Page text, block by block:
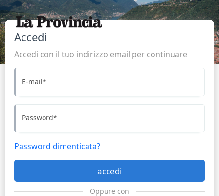
Accedi
Accedi con il tuo indirizzo email per continuare
E-mail*
Password*
Password dimenticata?
accedi
Oppure con